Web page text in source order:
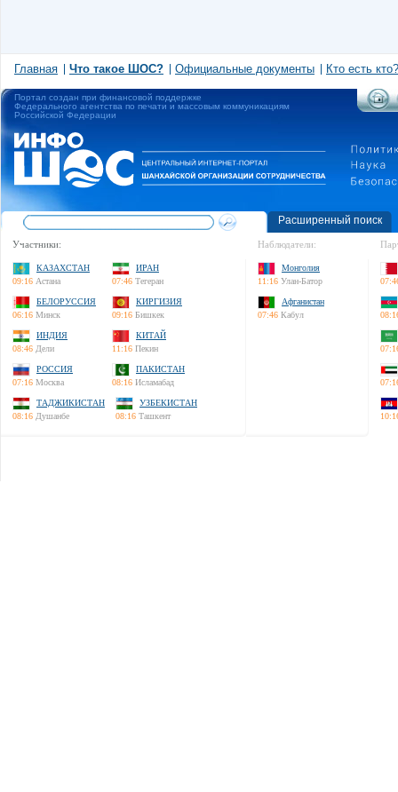
Главная Что такое ШОС? Официальные документы Кто есть кто?
Портал создан при финансовой поддержке
Федерального агентства по печати и массовым коммуникациям
Российской Федерации
Расширенный поиск
Участники:
КАЗАХСТАН
09:16 Астана
ИРАН
07:46 Тегеран
БЕЛОРУССИЯ
06:16 Минск
КИРГИЗИЯ
09:16 Бишкек
ИНДИЯ
08:46 Дели
КИТАЙ
11:16 Пекин
РОССИЯ
07:16 Москва
ПАКИСТАН
08:16 Исламабад
ТАДЖИКИСТАН
08:16 Душанбе
УЗБЕКИСТАН
08:16 Ташкент
Наблюдатели:
Монголия
11:16 Улан-Батор
Афганистан
07:46 Кабул